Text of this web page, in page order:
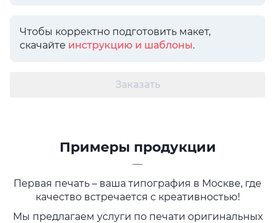
Чтобы корректно подготовить макет,
скачайте инструкцию и шаблоны.
Заказать
Примеры продукции
—
Первая печать – ваша типография в Москве, где
качество встречается с креативностью!
Мы предлагаем услуги по печати оригинальных